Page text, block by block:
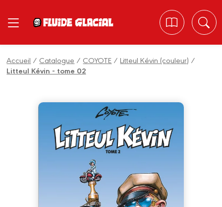
Accueil / Catalogue / COYOTE /Litteul Kévin (couleur) /
Litteul Kévin - tome 02